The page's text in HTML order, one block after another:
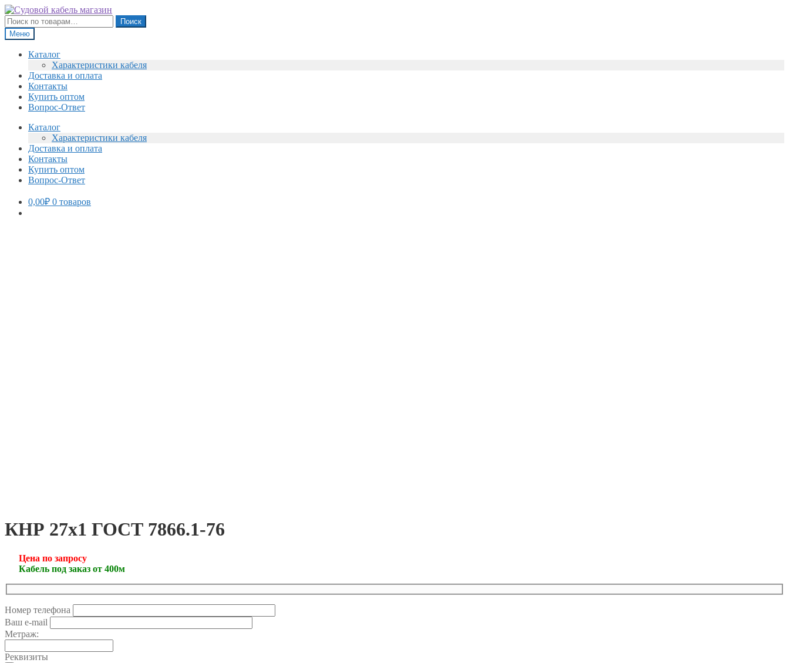
Перейти
к
навигации
Перейти
к
содержимому
Искать:
Поиск
Меню
Каталог
Характеристики кабеля
Доставка и оплата
Контакты
Купить оптом
Вопрос-Ответ
Каталог
Характеристики кабеля
Доставка и оплата
Контакты
Купить оптом
Вопрос-Ответ
0,00₽ 0 товаров
КНР 27х1 ГОСТ 7866.1-76
Цена по запросу
Кабель под заказ от 400м
Номер телефона
Ваш e-mail
Метраж:
Реквизиты